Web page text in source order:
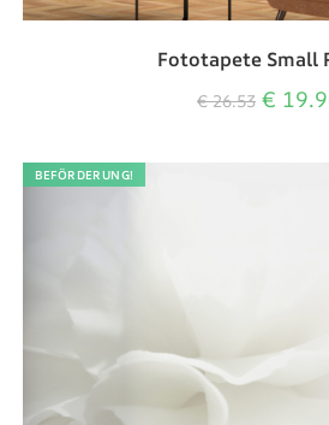
Fototapete Small
€26.53 €
BEFÖRDERUNG!